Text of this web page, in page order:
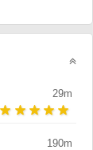
29m
190m